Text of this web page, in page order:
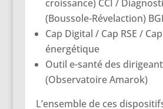
croissance) CCI /
(Boussole-Révelaction)
Cap Digital / Cap RSE /
énergétique
Outil e-santé des
(Observatoire Amarok)
L’ensemble de ces